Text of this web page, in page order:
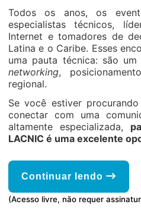
Todos os anos, os
especialistas técnicos,
Internet e tomadores de
Latina e o Caribe. Esses
uma pauta técnica: são
networking,
regional.
Se você estiver
conectar com uma
altamente especializada,
LACNIC é uma excelente
Continuar lendo
(Acesso livre, não requer